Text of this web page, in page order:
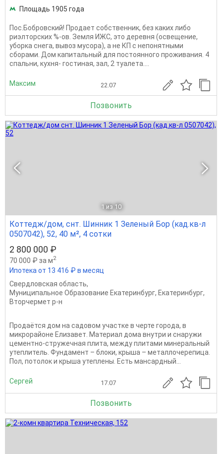
Площадь 1905 года
Пос.Бобровский! Продает собственник, без каких либо
риэлторских %-ов. Земля ИЖС, это деревня (освещение,
уборка снега, вывоз мусора), а не КП с непонятными
сборами. Дом капитальный для постоянного проживания. 4
спальни, кухня- гостиная, зал, 2 туалета....
Максим 22.07
Позвонить
1 из 10
Коттедж/дом, снт. Шинник 1 Зеленый Бор (кад.кв-л
0507042), 52, 40 м², 4 сотки
2 800 000 ₽
70 000 ₽ за м2
Ипотека от 13 416 ₽ в месяц
Свердловская область,
Муниципальное Образование Екатеринбург, Екатеринбург,
Вторчермет р-н
Продаётся дом на садовом участке в черте города, в
микрорайоне Елизавет. Материал дома внутри и снаружи
цементно-стружечная плита, между плитами минеральный
утеплитель. Фундамент – блоки, крыша – металлочерепица.
Пол, потолок и крыша утеплены. Есть мансардный...
Сергей 17.07
Позвонить